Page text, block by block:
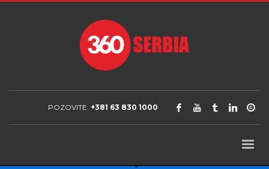
POZOVITE: +381 63 830 1000